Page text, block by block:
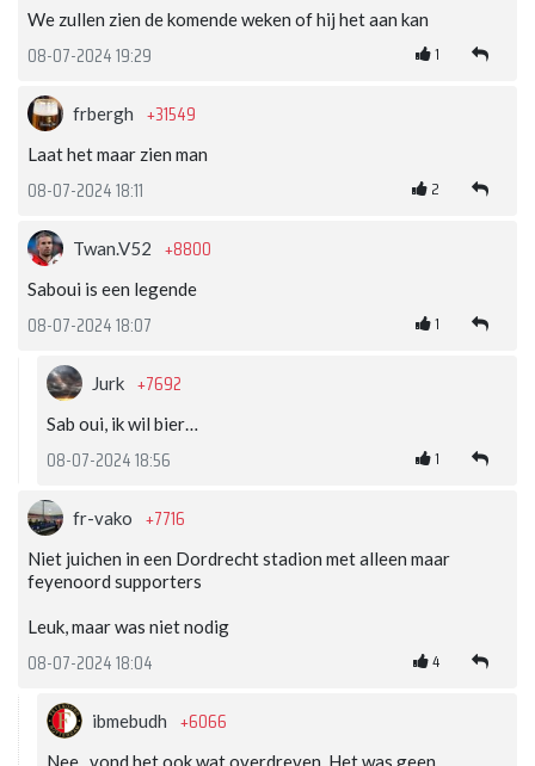
We zullen zien de komende weken of hij het aan kan
08-07-2024 19:29 1
frbergh +31549
Laat het maar zien man
08-07-2024 18:11 2
Twan.V52 +8800
Saboui is een legende
08-07-2024 18:07 1
Jurk +7692
Sab oui, ik wil bier…
08-07-2024 18:56 1
fr-vako +7716
Niet juichen in een Dordrecht stadion met alleen maar
feyenoord supporters
Leuk, maar was niet nodig
08-07-2024 18:04 4
ibmebudh +6066
Nee , vond het ook wat overdreven. Het was geen